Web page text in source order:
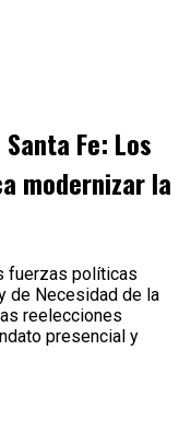
Fe: Los
modernizar la
fuerzas políticas
de Necesidad de la
reelecciones
presencial y